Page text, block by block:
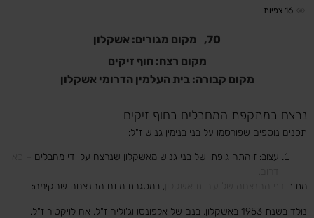
16 צפיות
70,
מקום מגורים: אשקלון
מקום רצח: חוף זיקים
מקום קבורה: בית העלמין הדרומי אשקלון
נרצח במתקפת המחבלים בחוף זיקים
תכנים נוספים שפורסמו על בני בנימין גניש ז"ל:
עצוב: זוהתה גופתו של בני גניש מאשקלון שנרצח על ידי מחבלים –
.
מתוך
, במסגרת מיזם ההנצחה שהקימה:
נולד בשנת 1953 באשקלון. בנם של אלפונסו וג'וליה ז"ל, אח לויקטור ז"ל,